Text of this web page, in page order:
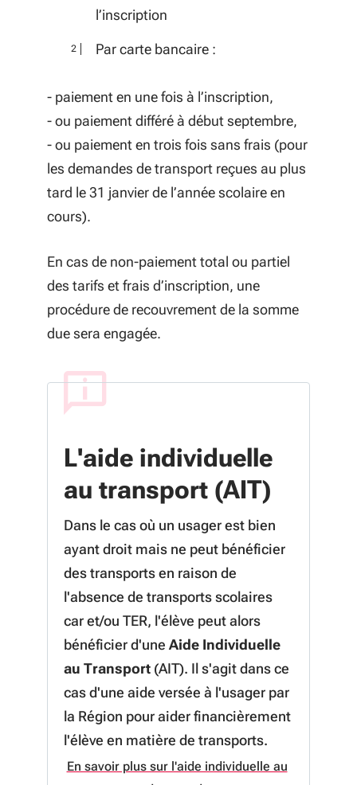
l’inscription
Par carte bancaire :
- paiement en une fois à l’inscription,
- ou paiement différé à début septembre,
- ou paiement en trois fois sans frais (pour
les demandes de transport reçues au plus
tard le 31 janvier de l’année scolaire en
cours).
En cas de non-paiement total ou partiel
des tarifs et frais d’inscription, une
procédure de recouvrement de la somme
due sera engagée.
L'aide individuelle
au transport (AIT)
Dans le cas où un usager est bien
ayant droit mais ne peut bénéficier
des transports en raison de
l'absence de transports scolaires
car et/ou TER, l'élève peut alors
bénéficier d'une Aide Individuelle
au Transport (AIT). Il s'agit dans ce
cas d'une aide versée à l'usager par
la Région pour aider financièrement
l'élève en matière de transports.
En savoir plus sur l'aide individuelle au